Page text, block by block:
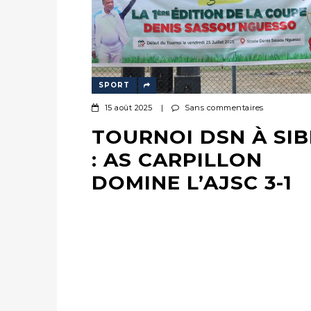
SPORT
15 août 2025 | Sans commentaires
TOURNOI DSN À
: AS CARPILLON
DOMINE L’AJSC 3-1